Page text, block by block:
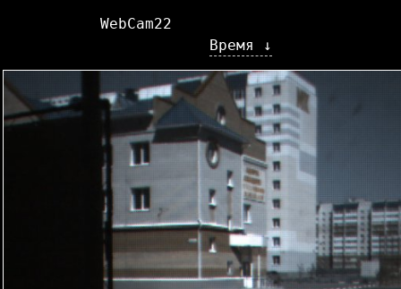
Время ↓
WebCam22